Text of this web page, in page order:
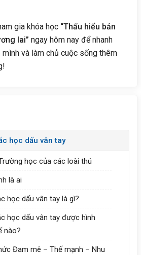
gia khóa học “Thấu hiểu bản
lai” ngay hôm nay để nhanh
mình và làm chủ cuộc sống thêm
học dấu vân tay
học của các loài thú
là ai
học dấu vân tay là gì?
học dấu vân tay được hình
nào?
Đam mê – Thế mạnh – Nhu